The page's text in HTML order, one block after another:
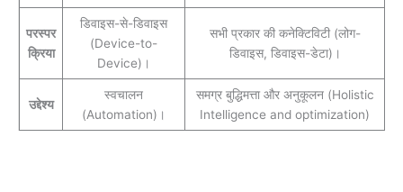
परस्पर
क्रिया
डिवाइस-से-डिवाइस
(Device-to-
Device)।
सभी प्रकार की कनेक्टिविटी (लोग-
डिवाइस, डिवाइस-डेटा)।
उद्देश्य
स्वचालन
(Automation)।
समग्र बुद्धिमत्ता और अनुकूलन (Holistic
Intelligence and optimization)